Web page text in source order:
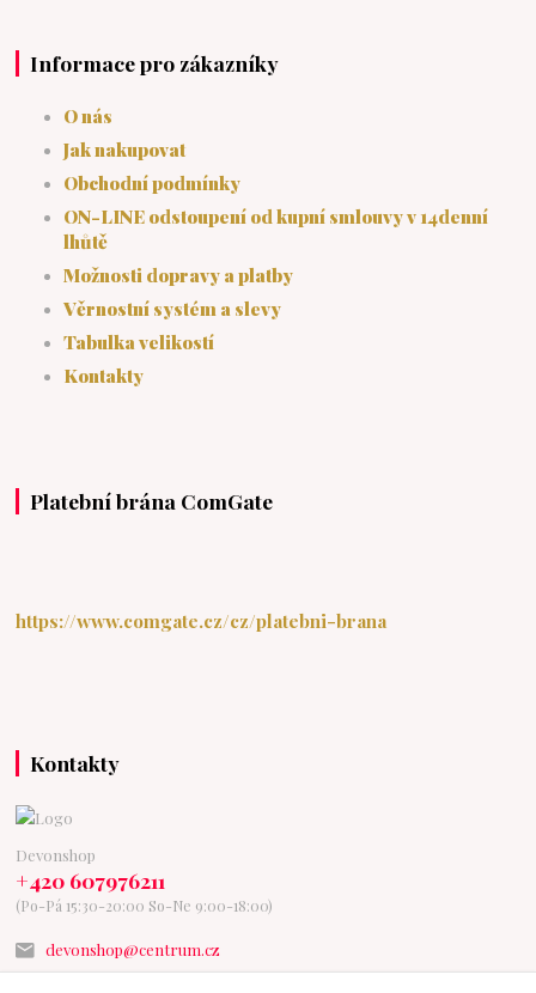
Informace pro zákazníky
O nás
Jak nakupovat
Obchodní podmínky
ON-LINE odstoupení od kupní smlouvy v 14denní
lhůtě
Možnosti dopravy a platby
Věrnostní systém a slevy
Tabulka velikostí
Kontakty
Platební brána ComGate
https://www.comgate.cz/cz/platebni-brana
Kontakty
Devonshop
+420 607976211
(Po-Pá 15:30-20:00 So-Ne 9:00-18:00)
devonshop@centrum.cz